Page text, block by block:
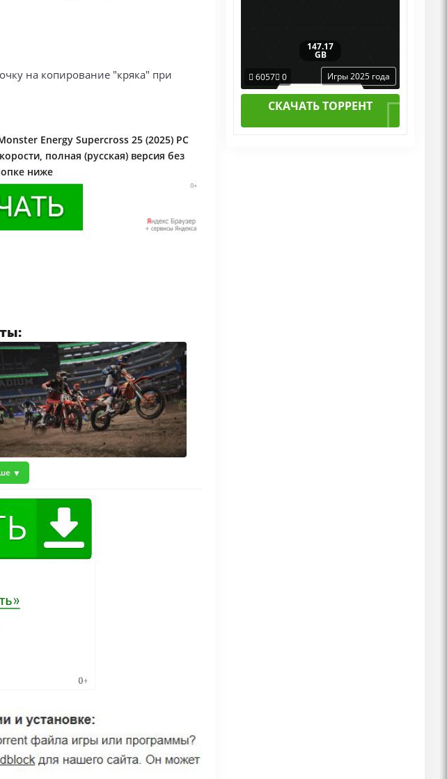
на копирование "кряка" при
Energy Supercross 25 (2025) PC
полная (русская) версия без
ниже
147.17
GB
6057 0 Игры 2025 года
СКАЧАТЬ ТОРРЕНТ